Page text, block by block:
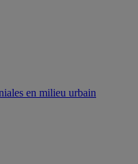
en milieu urbain